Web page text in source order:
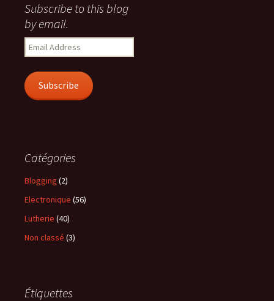
Subscribe to this blog
by email.
Email
Address
Subscribe
Catégories
Blogging (2)
Electronique (56)
Lutherie (40)
Non classé (3)
Étiquettes